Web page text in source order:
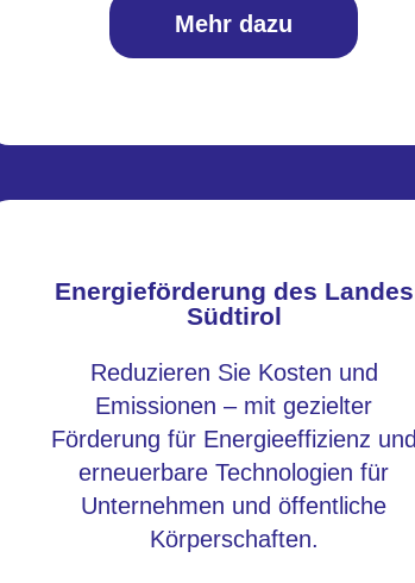
Mehr dazu
Energieförderung des Landes
Südtirol
Reduzieren Sie Kosten und
Emissionen – mit gezielter
Förderung für Energieeffizienz und
erneuerbare Technologien für
Unternehmen und öffentliche
Körperschaften.